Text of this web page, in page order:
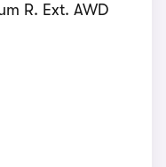
R. Ext. AWD